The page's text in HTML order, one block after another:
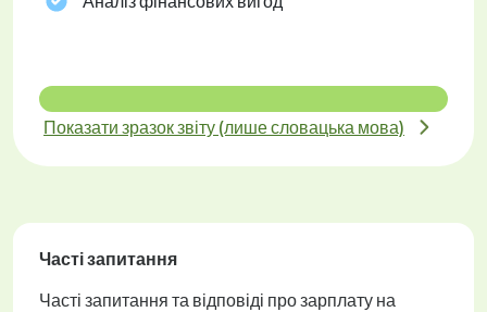
Показати зразок звіту (лише словацька мова)
Часті запитання
Часті запитання та відповіді про зарплату на